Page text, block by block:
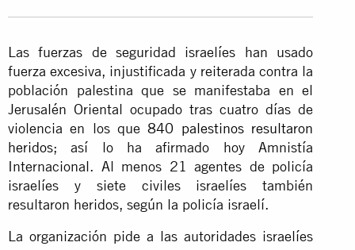
Las fuerzas de seguridad israelíes han usado
fuerza excesiva, injustificada y reiterada contra la
población palestina que se manifestaba en el
Jerusalén Oriental ocupado tras cuatro días de
violencia en los que840 palestinos resultaron
heridos; así lo ha afirmado hoy Amnistía
Internacional. Al menos 21 agentes de policía
israelíes y siete civiles israelíes también
resultaron heridos, según la policía israelí.
La organización pide a las autoridades israelíes